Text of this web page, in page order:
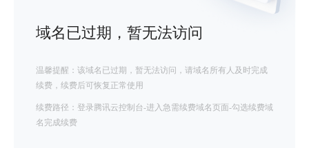
域名已过期，暂无法访问
温馨提醒：该域名已过期，暂无法访问，请域名所有人及时完成
续费，续费后可恢复正常使用
续费路径：登录腾讯云控制台-进入急需续费域名页面-勾选续费域
名完成续费